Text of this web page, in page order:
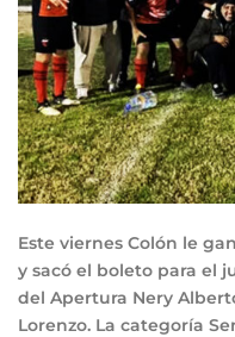
Este viernes Colón le
y sacó el boleto para el
del Apertura Nery
Lorenzo. La categoría